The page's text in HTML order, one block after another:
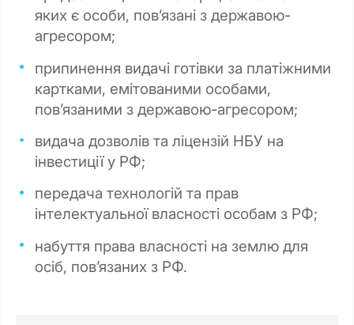
яких є особи, повʼязані з державою-
агресором;
припинення видачі готівки за платіжними
картками, емітованими особами,
пов’язаними з державою-агресором;
видача дозволів та ліцензій НБУ на
інвестиції у РФ;
передача технологій та прав
інтелектуальної власності особам з РФ;
набуття права власності на землю для
осіб, пов’язаних з РФ.